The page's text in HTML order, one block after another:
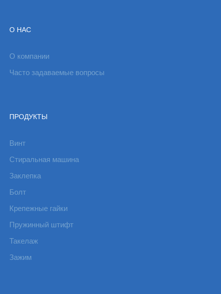
О НАС
О компании
Часто задаваемые вопросы
ПРОДУКТЫ
Винт
Стиральная машина
Заклепка
Болт
Крепежные гайки
Пружинный штифт
Такелаж
Зажим